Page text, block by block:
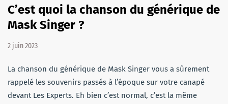
C’est quoi la chanson du générique de
Mask Singer ?
2 juin 2023
La chanson du générique de Mask Singer vous a sûrement
rappelé les souvenirs passés à l’époque sur votre canapé
devant Les Experts. Eh bien c’est normal, c’est la même